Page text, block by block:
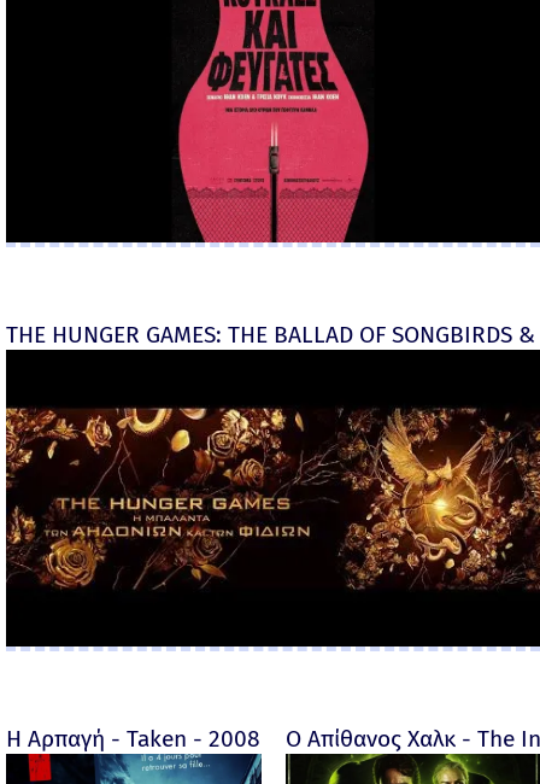
THE HUNGER GAMES: THE BALLAD OF SONGBIRDS
Η Αρπαγή - Taken - 2008 Ο Απίθανος Χαλκ - The